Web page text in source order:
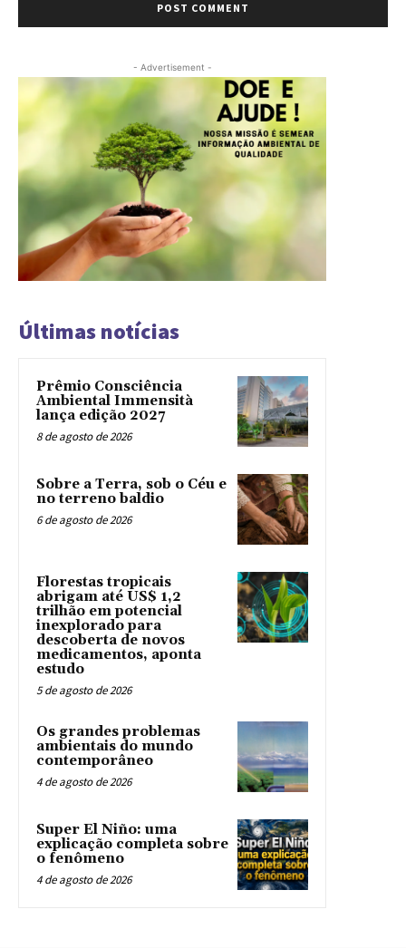
- Advertisement -
Últimas notícias
Prêmio Consciência
Ambiental Immensità
lança edição 2027
8 de agosto de 2026
Sobre a Terra, sob o Céu e
no terreno baldio
6 de agosto de 2026
Florestas tropicais
abrigam até US$ 1,2
trilhão em potencial
inexplorado para
descoberta de novos
medicamentos, aponta
estudo
5 de agosto de 2026
Os grandes problemas
ambientais do mundo
contemporâneo
4 de agosto de 2026
Super El Niño: uma
explicação completa sobre
o fenômeno
4 de agosto de 2026